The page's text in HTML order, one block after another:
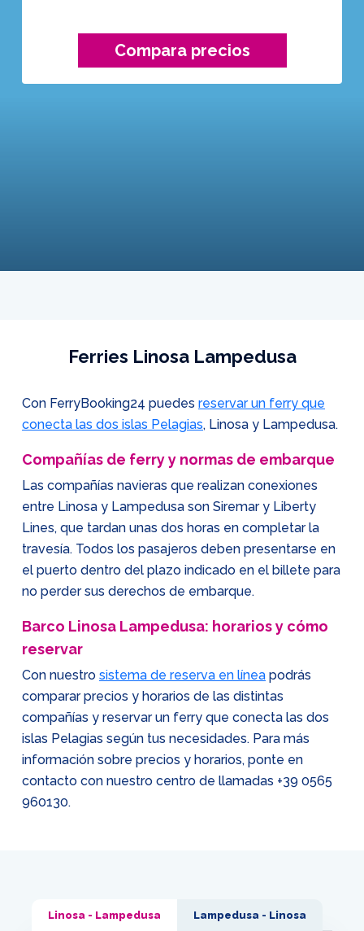
Compara precios
Ferries Linosa Lampedusa
Con FerryBooking24 puedes reservar un ferry que
conecta las dos islas Pelagias, Linosa y Lampedusa.
Compañías de ferry y normas de embarque
Las compañías navieras que realizan conexiones
entre Linosa y Lampedusa son Siremar y Liberty
Lines, que tardan unas dos horas en completar la
travesía. Todos los pasajeros deben presentarse en
el puerto dentro del plazo indicado en el billete para
no perder sus derechos de embarque.
Barco Linosa Lampedusa: horarios y cómo
reservar
Con nuestro sistema de reserva en línea podrás
comparar precios y horarios de las distintas
compañías y reservar un ferry que conecta las dos
islas Pelagias según tus necesidades. Para más
información sobre precios y horarios, ponte en
contacto con nuestro centro de llamadas +39 0565
960130.
Linosa - Lampedusa Lampedusa - Linosa